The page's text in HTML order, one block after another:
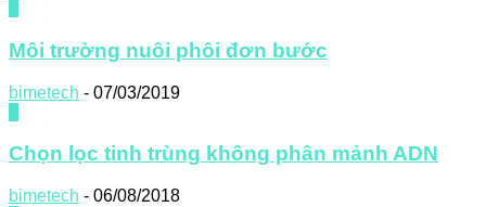
Môi trường nuôi phôi đơn bước
bimetech - 07/03/2019
Chọn lọc tinh trùng không phân mảnh ADN
bimetech - 06/08/2018